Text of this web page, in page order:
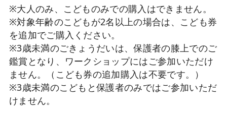
※大人のみ、こどものみでの購入はできません。
※対象年齢のこどもが2名以上の場合は、こども券
を追加でご購入ください。
※3歳未満のごきょうだいは、保護者の膝上でのご
鑑賞となり、ワークショップにはご参加いただけ
ません。（こども券の追加購入は不要です。）
※3歳未満のこどもと保護者のみではご参加いただ
けません。